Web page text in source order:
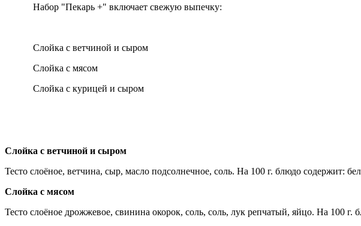
Набор "Пекарь +" включает свежую выпечку:
Слойка с ветчиной и сыром
Слойка с мясом
Слойка с курицей и сыром
Слойка с ветчиной и сыром
Тесто слоёное, ветчина, сыр, масло подсолнечное, соль. На 100 г. блюдо содержит:
Слойка с мясом
Тесто слоёное дрожжевое, свинина окорок, соль, соль, лук репчатый, яйцо. На 100 г.